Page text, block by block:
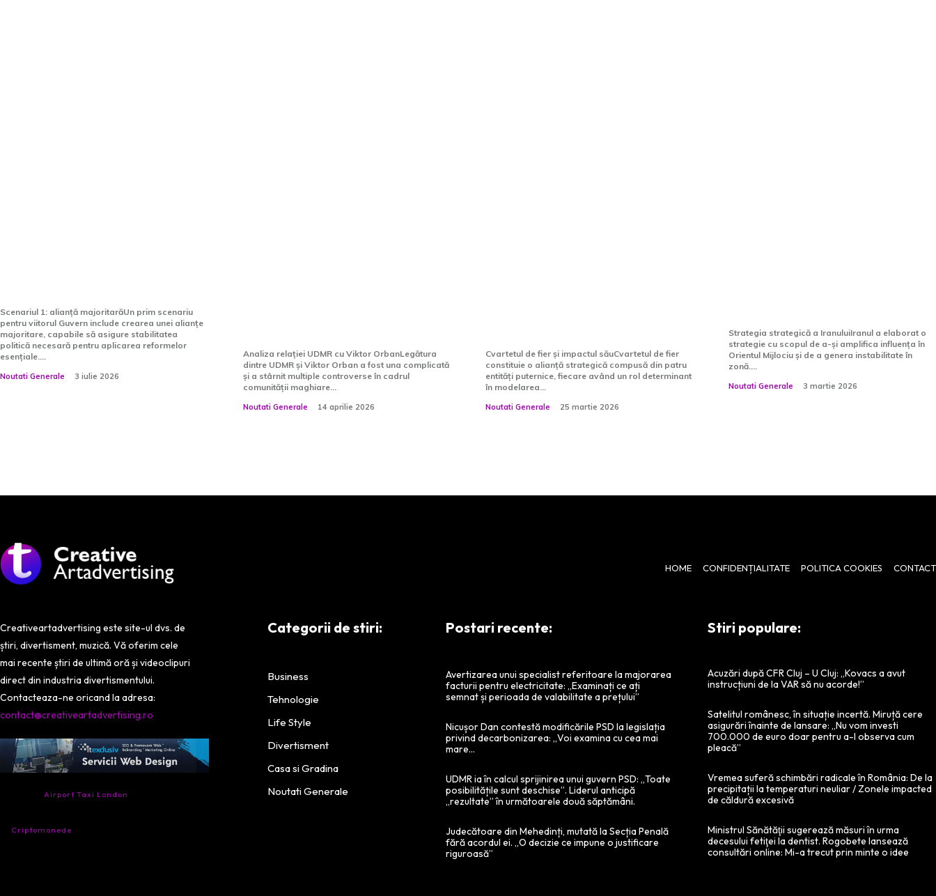
Scenariul 1: alianță majoritarăUn prim scenariu
pentru viitorul Guvern include crearea unei alianțe
majoritare, capabile să asigure stabilitatea
politică necesară pentru aplicarea reformelor
esențiale....
Noutati Generale 3 iulie 2026
Analiza relației UDMR cu Viktor OrbanLegătura
dintre UDMR și Viktor Orban a fost una complicată
și a stârnit multiple controverse în cadrul
comunității maghiare...
Noutati Generale 14 aprilie 2026
Cvartetul de fier și impactul săuCvartetul de fier
constituie o alianță strategică compusă din patru
entități puternice, fiecare având un rol determinant
în modelarea...
Noutati Generale 25 martie 2026
Strategia strategică a IranuluiIranul a elaborat o
strategie cu scopul de a-și amplifica influența în
Orientul Mijlociu și de a genera instabilitate în
zonă....
Noutati Generale 3 martie 2026
HOME CONFIDENȚIALITATE POLITICA COOKIES CONTACT
Creativeartadvertising este site-ul dvs. de
știri, divertisment, muzică. Vă oferim cele
mai recente știri de ultimă oră și videoclipuri
direct din industria divertismentului.
Contacteaza-ne oricand la adresa:
contact@creativeartadvertising.ro
Airport Taxi London
Criptomonede
Categorii de stiri:
Business
Tehnologie
Life Style
Divertisment
Casa si Gradina
Noutati Generale
Postari recente:
Avertizarea unui specialist referitoare la majorarea
facturii pentru electricitate: „Examinați ce ați
semnat și perioada de valabilitate a prețului”
Nicușor Dan contestă modificările PSD la legislația
privind decarbonizarea: „Voi examina cu cea mai
mare…
UDMR ia în calcul sprijinirea unui guvern PSD: „Toate
posibilitățile sunt deschise”. Liderul anticipă
„rezultate” în următoarele două săptămâni.
Judecătoare din Mehedinți, mutată la Secția Penală
fără acordul ei. „O decizie ce impune o justificare
riguroasă”
Stiri populare:
Acuzări după CFR Cluj – U Cluj: „Kovacs a avut
instrucțiuni de la VAR să nu acorde!”
Satelitul românesc, în situație incertă. Miruță cere
asigurări înainte de lansare: „Nu vom investi
700.000 de euro doar pentru a-l observa cum
pleacă”
Vremea suferă schimbări radicale în România: De la
precipitații la temperaturi neuliar / Zonele impacted
de căldură excesivă
Ministrul Sănătăţii sugerează măsuri în urma
decesului fetiţei la dentist. Rogobete lansează
consultări online: Mi-a trecut prin minte o idee